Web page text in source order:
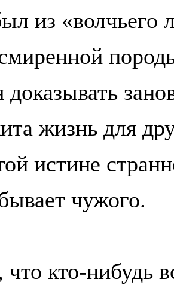
из «волчьего
доказывать
жизнь для
истине
чужого.
кто-нибудь